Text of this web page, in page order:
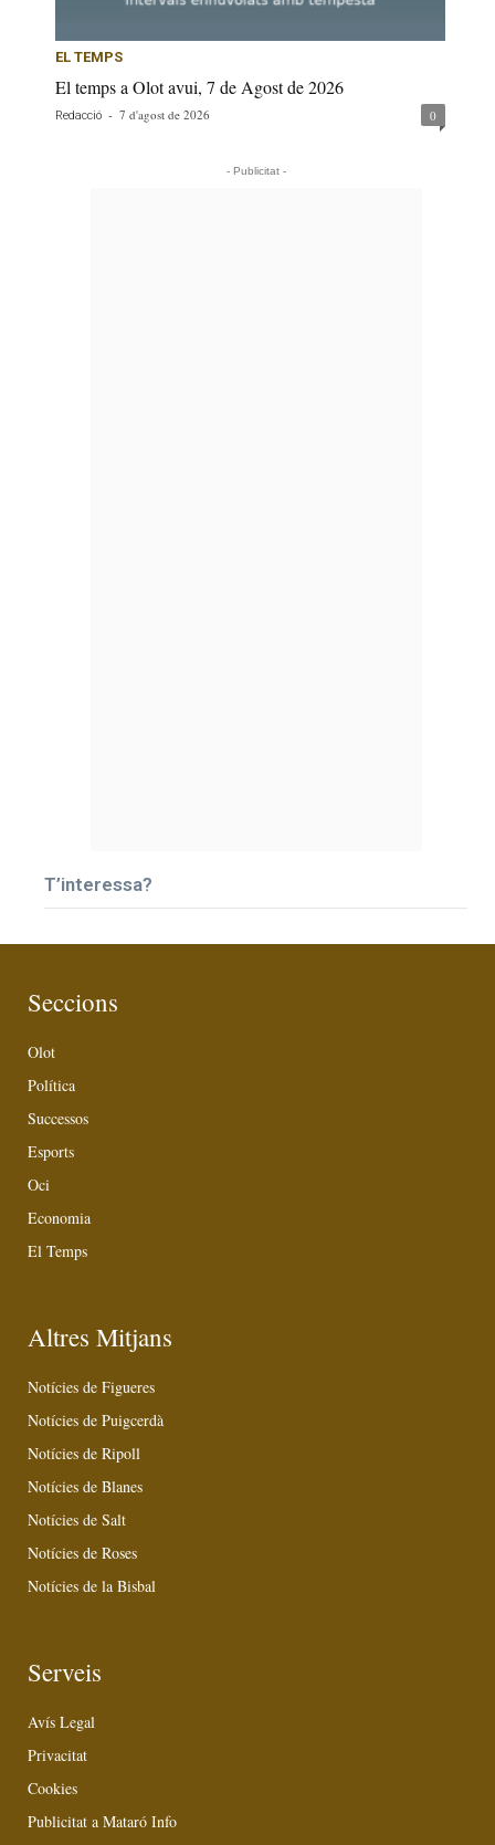
EL TEMPS
El temps a Olot avui, 7 de Agost de 2026
Redacció - 7 d'agost de 2026 0
- Publicitat -
T’interessa?
Seccions
Olot
Política
Successos
Esports
Oci
Economia
El Temps
Altres Mitjans
Notícies de Figueres
Notícies de Puigcerdà
Notícies de Ripoll
Notícies de Blanes
Notícies de Salt
Notícies de Roses
Notícies de la Bisbal
Serveis
Avís Legal
Privacitat
Cookies
Publicitat a Mataró Info